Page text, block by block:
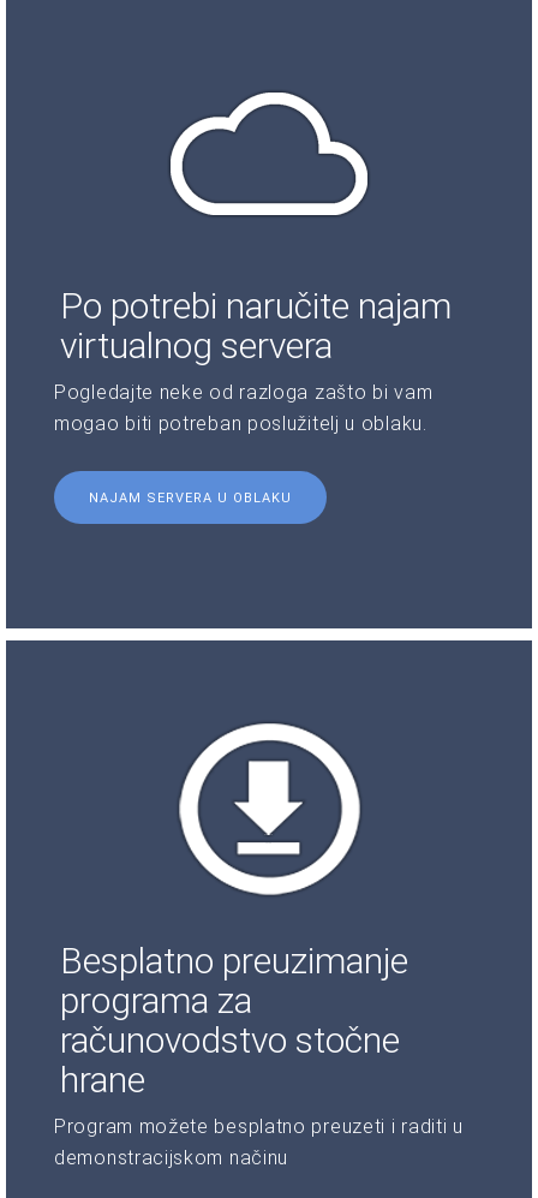
Po potrebi naručite najam
virtualnog servera
Pogledajte neke od razloga zašto bi vam
mogao biti potreban poslužitelj u oblaku.
NAJAM SERVERA U OBLAKU
Besplatno preuzimanje
programa za
računovodstvo stočne
hrane
Program možete besplatno preuzeti i raditi u
demonstracijskom načinu